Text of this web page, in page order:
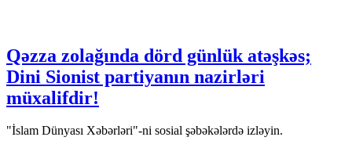
Qəzza zolağında dörd günlük atəşkəs;
Dini Sionist partiyanın nazirləri
müxalifdir!
"İslam Dünyası Xəbərləri"-ni sosial şəbəkələrdə izləyin.